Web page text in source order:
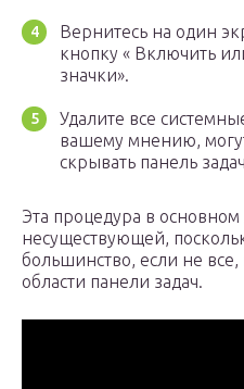
Вернитесь на один
кнопку « Включить
значки».
Удалите все
вашему мнению,
скрывать панель
Эта процедура в основном
несуществующей,
большинство, если не
области панели задач.